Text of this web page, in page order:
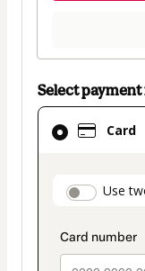
Select
Card
Use
Card
selected
method